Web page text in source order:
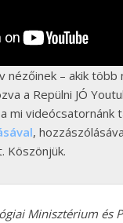
nézőinek – akik
a Repülni JÓ
mi videócsatornánk
,
Köszönjük.
Minisztérium és